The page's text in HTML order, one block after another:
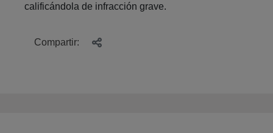
calificándola de infracción grave.
Compartir: